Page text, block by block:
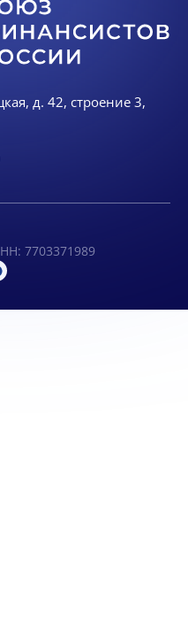
д. 42, строение 3,
7703371989